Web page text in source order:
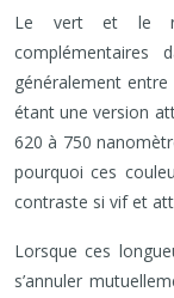
Le vert et le
généralement
étant une version
620 à 750
pourquoi ces
contraste si vif et
Lorsque ces
s’annuler